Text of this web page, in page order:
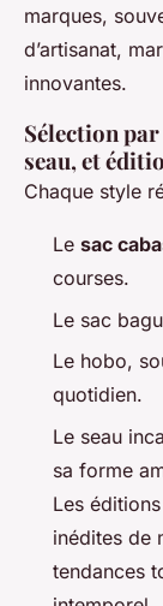
marques,
d’artisanat,
innovantes.
Sélection
seau, et
Chaque style
Le sac
courses.
Le sac
Le hobo,
quotidien.
Le seau
sa forme
Les
inédites de
tendances